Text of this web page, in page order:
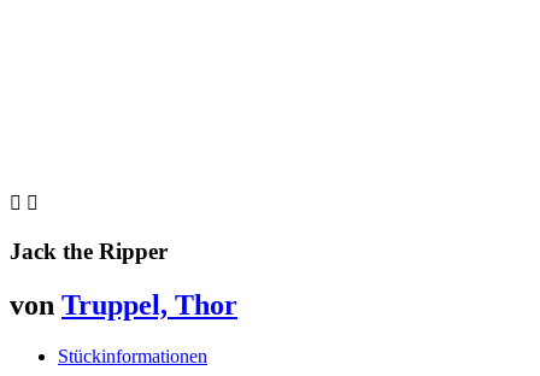
 
Jack the Ripper
von Truppel, Thor
Stückinformationen